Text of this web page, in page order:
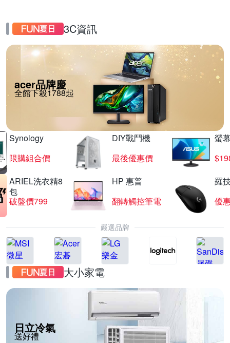
3C資訊
acer品牌慶
全館下殺1788起
Synology
限購組合價
DIY戰鬥機
最後優惠價
螢
ARIEL洗衣精8
包
破盤價799
HP 惠普
翻轉觸控筆電
羅
優
嚴選品牌
大小家電
日立冷氣
送好禮